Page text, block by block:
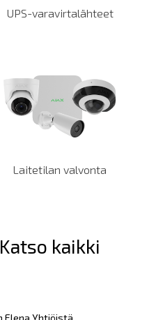
UPS-varavirtalähteet
Laitetilan valvonta
Katso kaikki